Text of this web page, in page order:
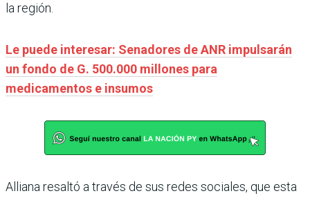
la región.
Le puede interesar: Senadores de ANR impulsarán
un fondo de G. 500.000 millones para
medicamentos e insumos
Alliana resaltó a través de sus redes sociales, que esta